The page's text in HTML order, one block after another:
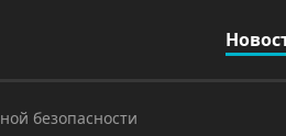
безопасности